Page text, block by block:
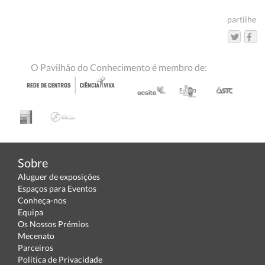
partilhe
O Pavilhão do Conhecimento é membro de:
Sobre
Aluguer de exposições
Espaços para Eventos
Conheça-nos
Equipa
Os Nossos Prémios
Mecenato
Parceiros
Política de Privacidade